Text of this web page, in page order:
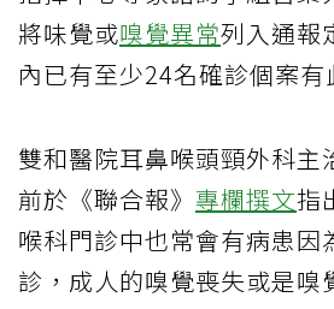
將味覺或嗅覺異常列入通報
內已有至少24名確診個案有
雙和醫院耳鼻喉頭頸外科主
前於《聯合報》 專欄撰文指
喉科門診中也常會有病患因
診，成人的嗅覺喪失或是嗅